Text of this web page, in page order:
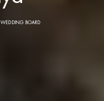
WEDDING BOARD